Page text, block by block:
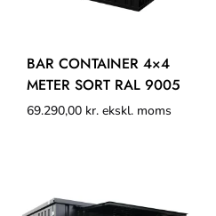
BAR CONTAINER 4×4
METER SORT RAL 9005
69.290,00 kr. ekskl. moms